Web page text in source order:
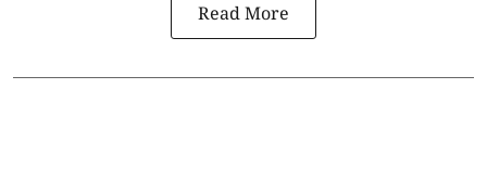
Read More